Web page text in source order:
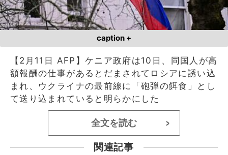
caption +
【2月11日 AFP】ケニア政府は10日、同国人が高
額報酬の仕事があるとだまされてロシアに誘い込
まれ、ウクライナの最前線に「砲弾の餌食」とし
て送り込まれていると明らかにした
全文を読む >
関連記事